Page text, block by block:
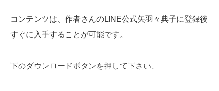
コンテンツは、作者さんのLINE公式矢羽々典子に登録後
すぐに入手することが可能です。
下のダウンロードボタンを押して下さい。